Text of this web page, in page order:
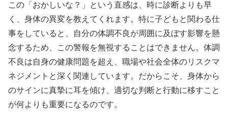
この「おかしいな？」という直感は、時に診断よりも早
く、身体の異変を教えてくれます。特に子どもと関わる仕
事をしていると、自分の体調不良が周囲に及ぼす影響を懸
念するため、この警報を無視することはできません。体調
不良は自身の健康問題を超え、職場や社会全体のリスクマ
ネジメントと深く関連しています。だからこそ、身体から
のサインに真摯に耳を傾け、適切な判断と行動に移すこと
が何よりも重要になるのです。